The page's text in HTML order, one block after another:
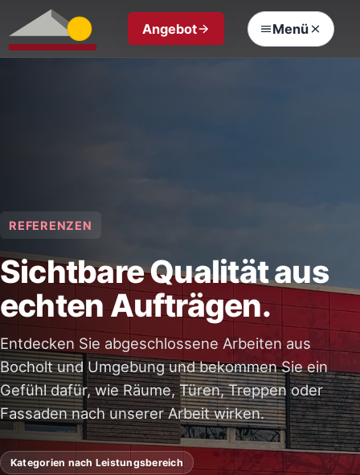
Angebot Menü
REFERENZEN
Sichtbare Qualität aus
echten Aufträgen.
Entdecken Sie abgeschlossene Arbeiten aus
Bocholt und Umgebung und bekommen Sie ein
Gefühl dafür, wie Räume, Türen, Treppen oder
Fassaden nach unserer Arbeit wirken.
Kategorien nach Leistungsbereich